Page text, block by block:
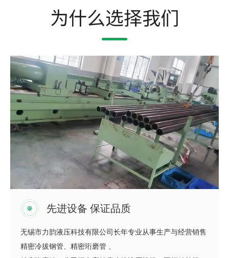
为什么选择我们​​​​​​​
先进设备 保证品质
无锡市力韵液压科技有限公司长年专业从事生产与经营销售
精密冷拔钢管、精密珩磨管 、